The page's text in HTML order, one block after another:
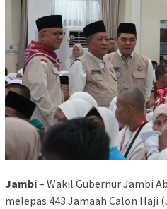
Jambi– Wakil Gubernur Jambi
melepas 443 Jamaah Calon Haji